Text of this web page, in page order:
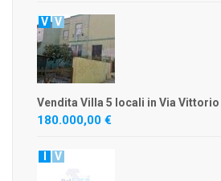
V V
Vendita Villa 5 locali in Via Vittorio
180.000,00 €
V